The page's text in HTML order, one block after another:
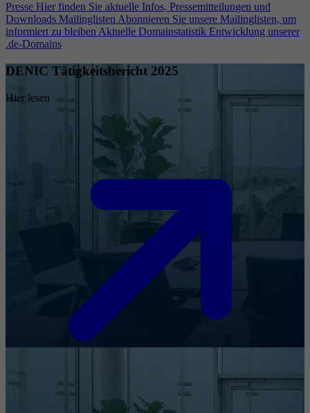
Presse Hier finden Sie aktuelle Infos, Pressemitteilungen und
Downloads Mailinglisten Abonnieren Sie unsere Mailinglisten, um
informiert zu bleiben Aktuelle Domainstatistik Entwicklung unserer
.de-Domains
DENIC Tätigkeitsbericht 2025
Hier lesen